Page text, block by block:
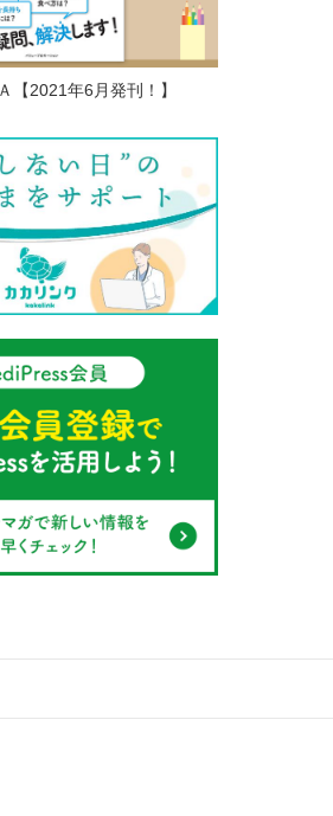
【2021年6月発刊！】